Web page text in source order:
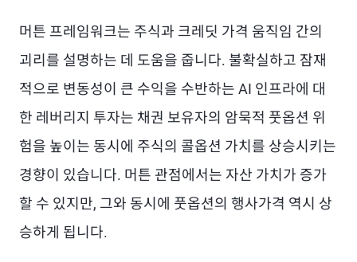
머튼 프레임워크는 주식과 크레딧 가격 움직임 간의
괴리를 설명하는 데 도움을 줍니다. 불확실하고 잠재
적으로 변동성이 큰 수익을 수반하는 AI 인프라에 대
한 레버리지 투자는 채권 보유자의 암묵적 풋옵션 위
험을 높이는 동시에 주식의 콜옵션 가치를 상승시키는
경향이 있습니다. 머튼 관점에서는 자산 가치가 증가
할 수 있지만, 그와 동시에 풋옵션의 행사가격 역시 상
승하게 됩니다.